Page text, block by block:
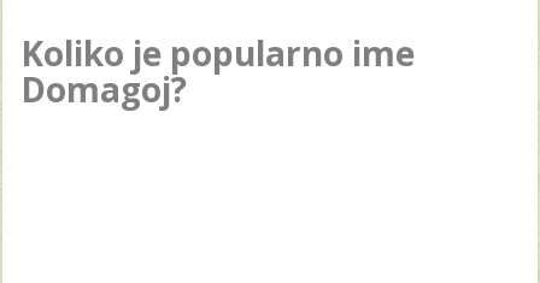
Koliko je popularno ime
Domagoj?